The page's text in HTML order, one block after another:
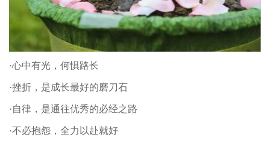
·心中有光，何惧路长
·挫折，是成长最好的磨刀石
·自律，是通往优秀的必经之路
·不必抱怨，全力以赴就好